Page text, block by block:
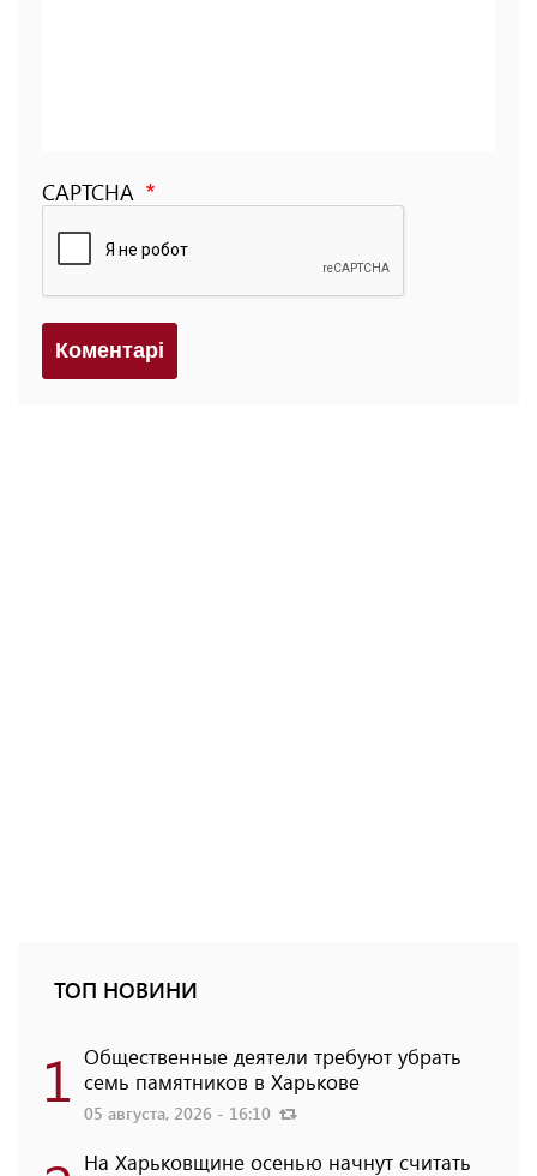
CAPTCHA
Коментарi
ТОП НОВИНИ
1 Общественные деятели требуют убрать
семь памятников в Харькове
05 августа, 2026 - 16:10
На Харьковщине осенью начнут считать